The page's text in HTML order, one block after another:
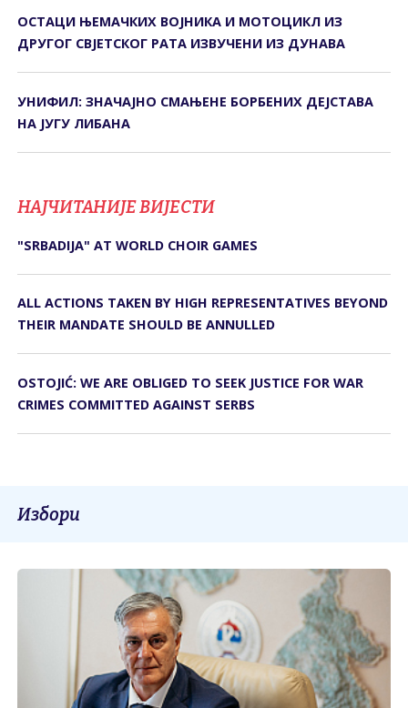
ОСТАЦИ ЊЕМАЧКИХ ВОЈНИКА И МОТОЦИКЛ ИЗ
ДРУГОГ СВЈЕТСКОГ РАТА ИЗВУЧЕНИ ИЗ ДУНАВА
УНИФИЛ: ЗНАЧАЈНО СМАЊЕНЕ БОРБЕНИХ ДЕЈСТАВА
НА ЈУГУ ЛИБАНА
НАЈЧИТАНИЈЕ ВИЈЕСТИ
"SRBADIJA" AT WORLD CHOIR GAMES
ALL ACTIONS TAKEN BY HIGH REPRESENTATIVES BEYOND
THEIR MANDATE SHOULD BE ANNULLED
OSTOJIĆ: WE ARE OBLIGED TO SEEK JUSTICE FOR WAR
CRIMES COMMITTED AGAINST SERBS
Избори